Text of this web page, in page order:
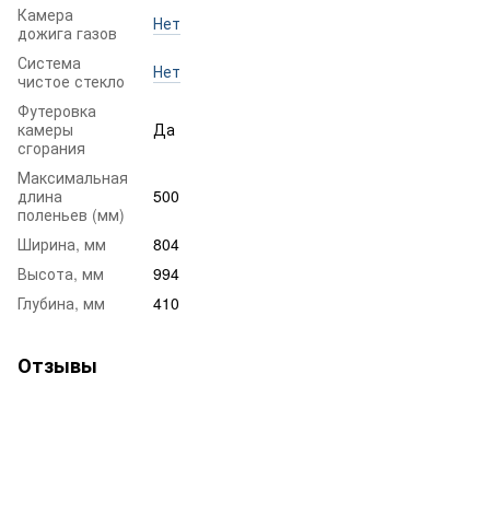
Камера
дожига газов
Нет
Система
чистое стекло
Нет
Футеровка
камеры
сгорания
Да
Максимальная
длина
поленьев (мм)
500
Ширина, мм
804
Высота, мм
994
Глубина, мм
410
Отзывы